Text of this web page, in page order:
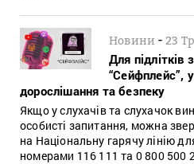
Новини -23
Для підлітків
“Сейфплейс”,
дорослішання та безпеку
Якщо у слухачів та слухачок
особисті запитання, можна
на Національну гарячу лінію
номерами 116 111 та 0 800 500